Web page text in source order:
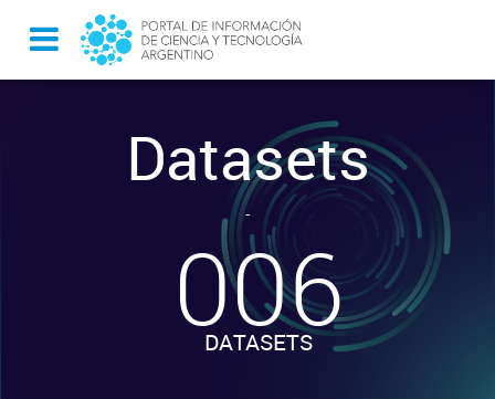
Datasets
-
006
DATASETS